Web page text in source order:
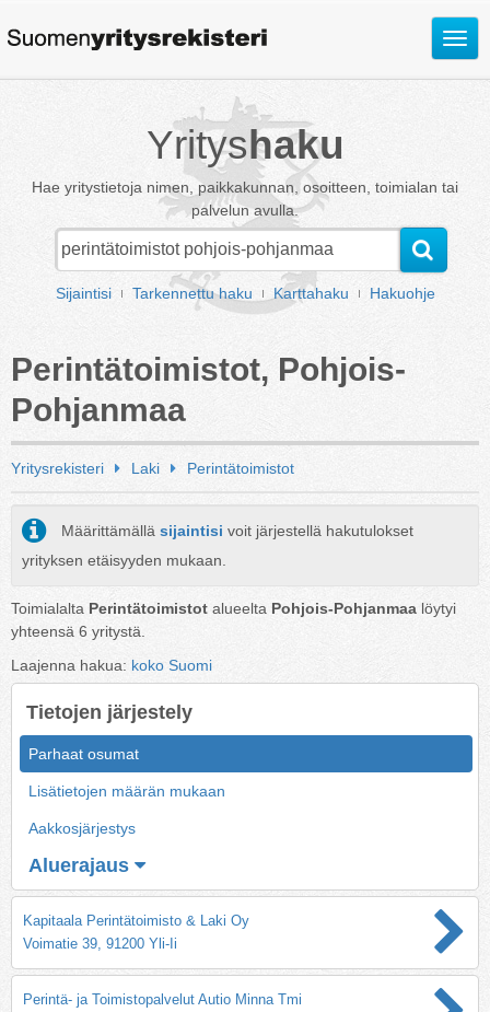
Avaa
Yrityshaku
Hae yritystietoja nimen, paikkakunnan, osoitteen, toimialan tai
palvelun avulla.
Sijaintisi Tarkennettu haku Karttahaku Hakuohje
Perintätoimistot, Pohjois-
Pohjanmaa
Yritysrekisteri Laki Perintätoimistot
Määrittämällä sijaintisi voit järjestellä hakutulokset
yrityksen etäisyyden mukaan.
Toimialalta Perintätoimistot alueelta Pohjois-Pohjanmaa löytyi
yhteensä 6 yritystä.
Laajenna hakua: koko Suomi
Tietojen järjestely
Parhaat osumat
Lisätietojen määrän mukaan
Aakkosjärjestys
Aluerajaus
Kapitaala Perintätoimisto & Laki Oy
Voimatie 39, 91200 Yli-Ii
Perintä- ja Toimistopalvelut Autio Minna Tmi